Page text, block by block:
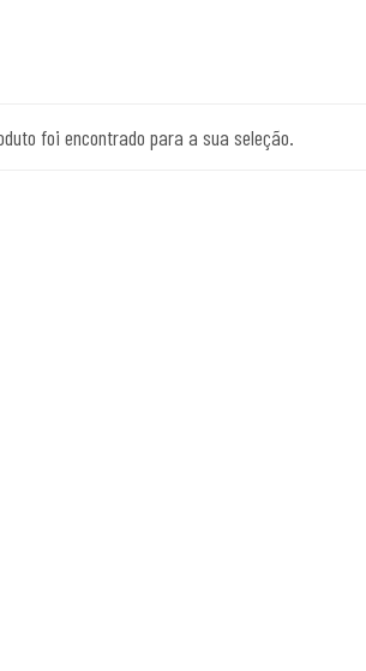
foi encontrado para a sua seleção.